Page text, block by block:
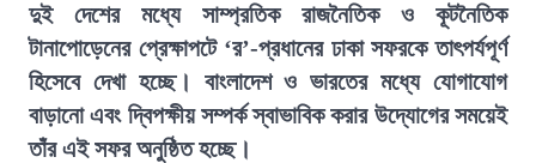
দুই দেশের মধ্যে সাম্প্রতিক রাজনৈতিক ও কূটনৈতিক
টানাপোড়েনের প্রেক্ষাপটে ‘র’-প্রধানের ঢাকা সফরকে তাৎপর্যপূর্ণ
হিসেবে দেখা হচ্ছে। বাংলাদেশ ও ভারতের মধ্যে যোগাযোগ
বাড়ানো এবং দ্বিপক্ষীয় সম্পর্ক স্বাভাবিক করার উদ্যোগের সময়েই
তাঁর এই সফর অনুষ্ঠিত হচ্ছে।